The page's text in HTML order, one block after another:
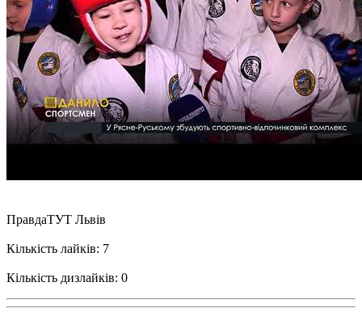
ПравдаТУТ Львів
Кількість лайків: 7
Кількість дизлайків: 0